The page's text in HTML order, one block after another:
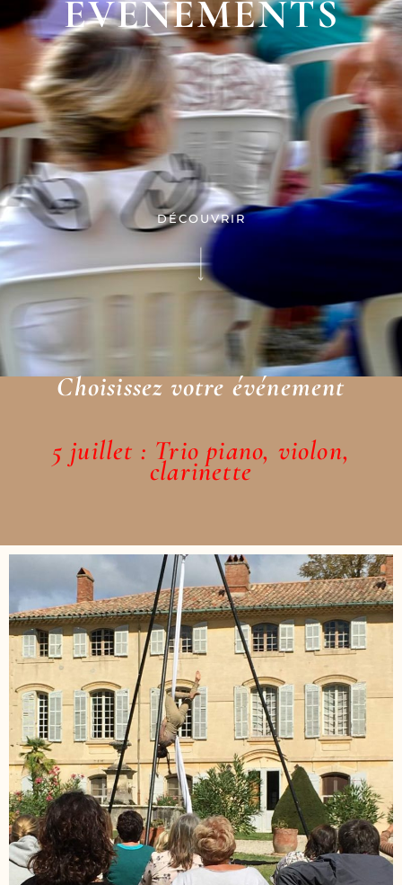
ÉVÉNEMENTS
DÉCOUVRIR
Choisissez votre événement
5 juillet : Trio piano, violon,
clarinette